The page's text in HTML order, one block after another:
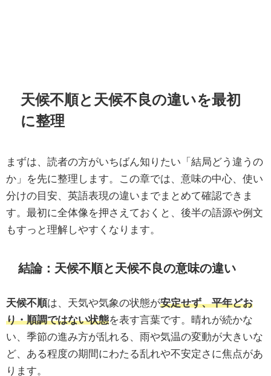
天候不順と天候不良の違いを最初
に整理
まずは、読者の方がいちばん知りたい「結局どう違うの
か」を先に整理します。この章では、意味の中心、使い
分けの目安、英語表現の違いまでまとめて確認できま
す。最初に全体像を押さえておくと、後半の語源や例文
もすっと理解しやすくなります。
結論：天候不順と天候不良の意味の違い
天候不順は、天気や気象の状態が安定せず、平年どお
り・順調ではない状態を表す言葉です。晴れが続かな
い、季節の進み方が乱れる、雨や気温の変動が大きいな
ど、ある程度の期間にわたる乱れや不安定さに焦点があ
ります。